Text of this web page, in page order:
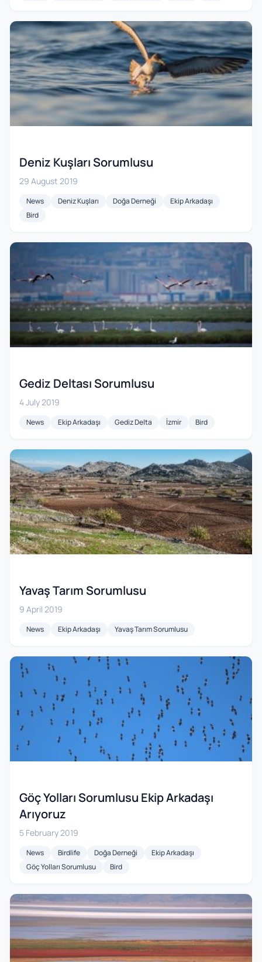
Deniz Kuşları Sorumlusu
29 August 2019
News Deniz Kuşları Doğa Derneği
Ekip Arkadaşı
Bird
Gediz Deltası Sorumlusu
4 July 2019
News Ekip Arkadaşı Gediz Delta İzmir Bird
Yavaş Tarım Sorumlusu
9 April 2019
News Ekip Arkadaşı Yavaş Tarım Sorumlusu
Göç Yolları Sorumlusu Ekip Arkadaşı
Arıyoruz
5 February 2019
News Birdlife Doğa Derneği
Ekip Arkadaşı
Göç Yolları Sorumlusu
Bird